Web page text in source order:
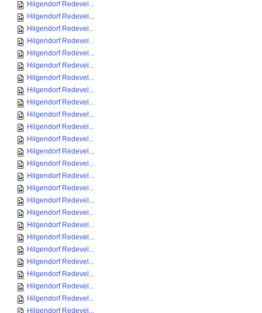
Hilgendorf Redevel...
Hilgendorf Redevel...
Hilgendorf Redevel...
Hilgendorf Redevel...
Hilgendorf Redevel...
Hilgendorf Redevel...
Hilgendorf Redevel...
Hilgendorf Redevel...
Hilgendorf Redevel...
Hilgendorf Redevel...
Hilgendorf Redevel...
Hilgendorf Redevel...
Hilgendorf Redevel...
Hilgendorf Redevel...
Hilgendorf Redevel...
Hilgendorf Redevel...
Hilgendorf Redevel...
Hilgendorf Redevel...
Hilgendorf Redevel...
Hilgendorf Redevel...
Hilgendorf Redevel...
Hilgendorf Redevel...
Hilgendorf Redevel...
Hilgendorf Redevel...
Hilgendorf Redevel...
Hilgendorf Redevel...